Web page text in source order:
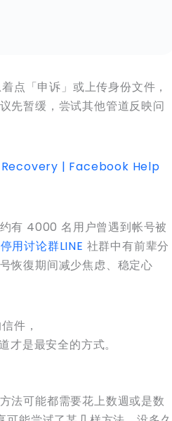
点「申诉」或上传身份文件，
先暂缓，尝试其他管道反映问
| Facebook Help
有 4000 名用户曾遇到帐号被
用讨论群LINE 社群中有前辈分
恢復期间减少焦虑、稳定心
件，
是最安全的方式。
法可能都需要花上数週或是数